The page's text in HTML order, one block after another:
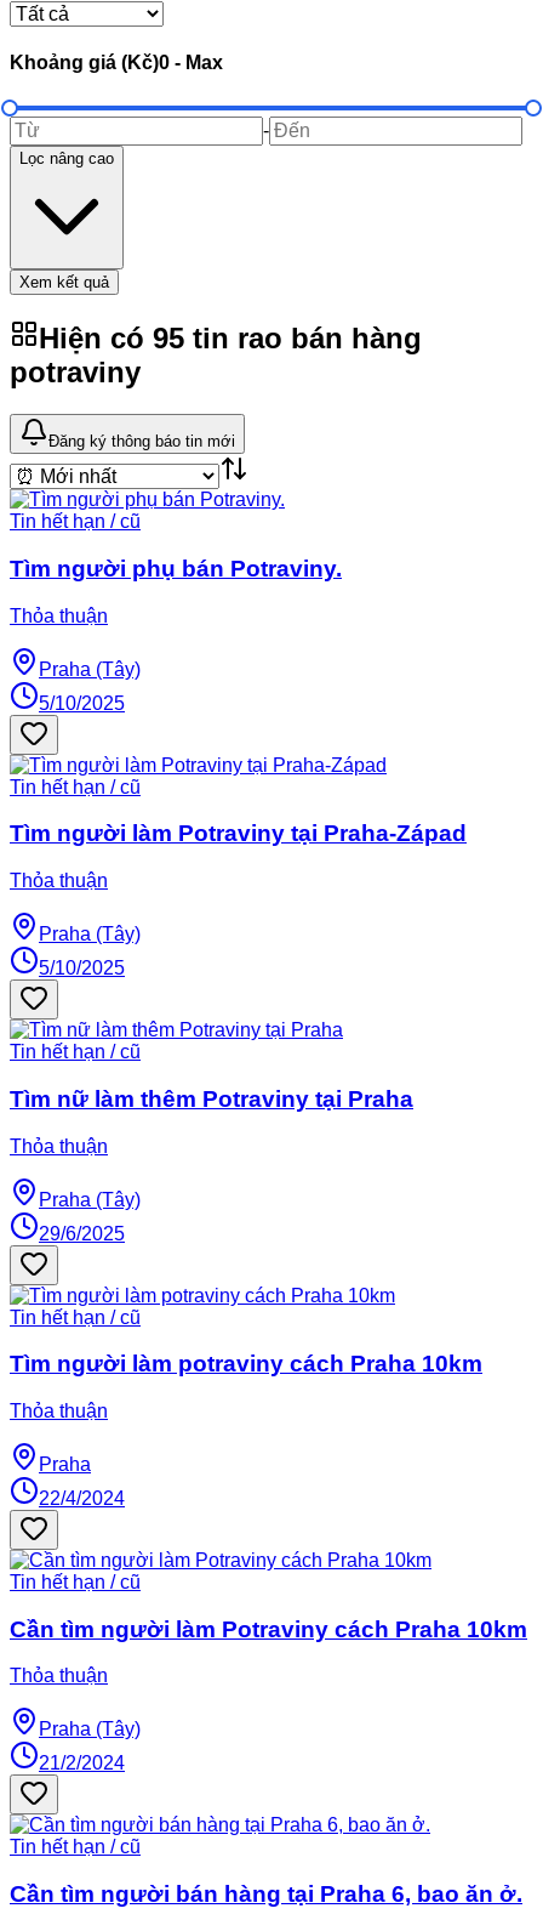
Khoảng giá (Kč)0 - Max
-
Lọc nâng cao
Xem kết quả
Hiện có 95 tin rao bán hàng
potraviny
Đăng ký thông báo tin mới
Tin hết hạn / cũ
Tìm người phụ bán Potraviny.
Thỏa thuận
Praha (Tây)
5/10/2025
Tin hết hạn / cũ
Tìm người làm Potraviny tại Praha-Západ
Thỏa thuận
Praha (Tây)
5/10/2025
Tin hết hạn / cũ
Tìm nữ làm thêm Potraviny tại Praha
Thỏa thuận
Praha (Tây)
29/6/2025
Tin hết hạn / cũ
Tìm người làm potraviny cách Praha 10km
Thỏa thuận
Praha
22/4/2024
Tin hết hạn / cũ
Cần tìm người làm Potraviny cách Praha 10km
Thỏa thuận
Praha (Tây)
21/2/2024
Tin hết hạn / cũ
Cần tìm người bán hàng tại Praha 6, bao ăn ở.